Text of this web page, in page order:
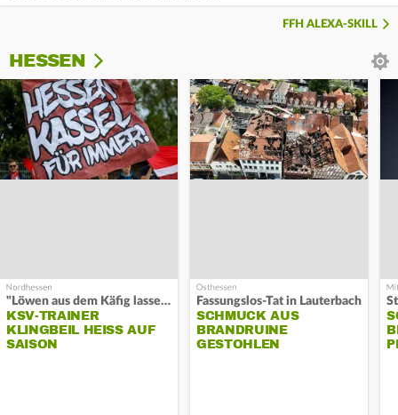
FFH ALEXA-SKILL
HESSEN
"Löwen aus dem Käfig lassen"
KSV-TRAINER
KLINGBEIL HEISS AUF S
AISON
Fassungslos-Tat in Lauterbach
SCHMUCK AUS
BRANDRUINE
GESTOHLEN